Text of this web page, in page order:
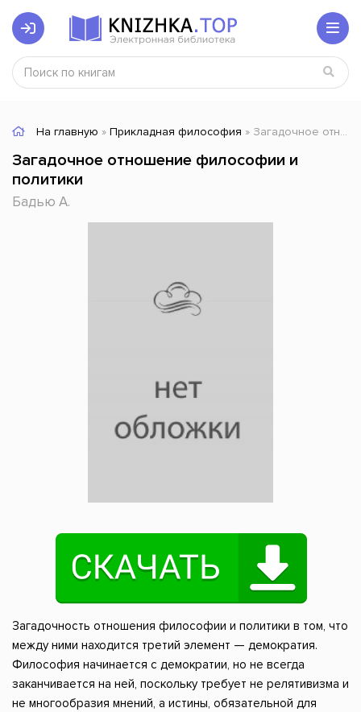
На главную » Прикладная философия » Загадочное отношение философии и политики
Загадочное отношение философии и
политики
Бадью А.
Загадочность отношения философии и политики в том, что
между ними находится третий элемент — демократия.
Философия начинается с демократии, но не всегда
заканчивается на ней, поскольку требует не релятивизма и
не многообразия мнений, а истины, обязательной для